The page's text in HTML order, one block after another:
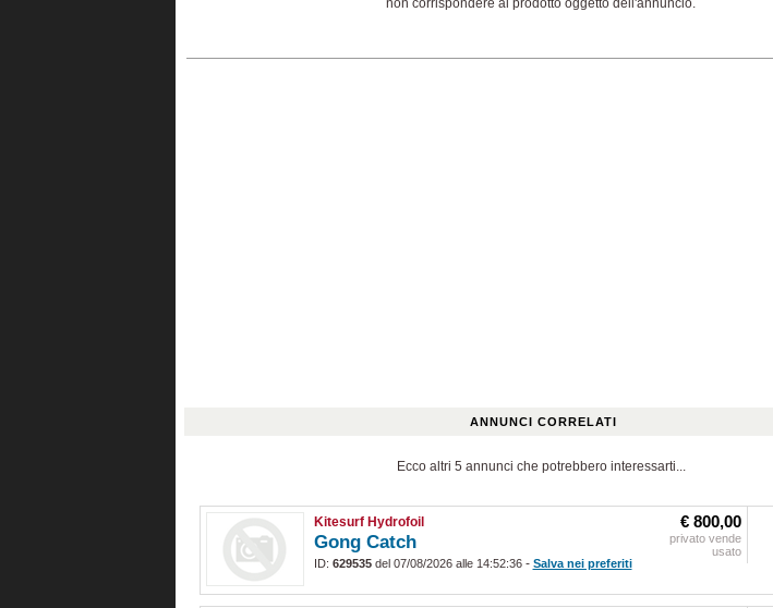
ANNUNCI CORRELATI
Ecco altri 5 annunci che potrebbero interessarti...
Kitesurf Hydrofoil
Gong Catch
ID: 629535del 07/08/2026 alle 14:52:36- Salva nei preferiti
€ 800,00
privato vende
usato